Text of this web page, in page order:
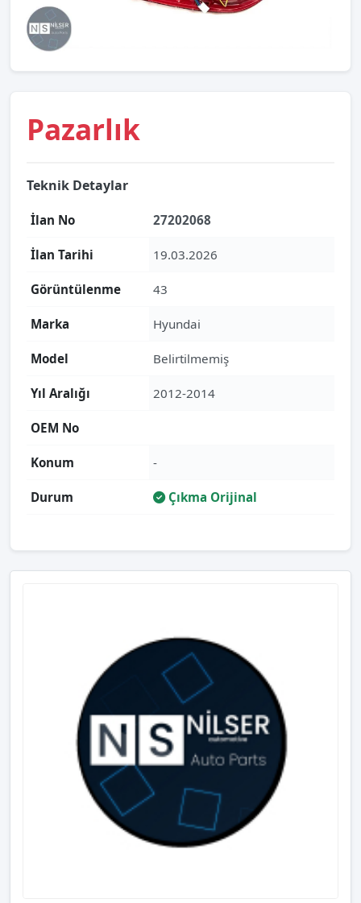
Pazarlık
Teknik Detaylar
İlan No 27202068
İlan Tarihi 19.03.2026
Görüntülenme 43
Marka Hyundai
Model Belirtilmemiş
Yıl Aralığı 2012-2014
OEM No
Konum -
Durum Çıkma Orijinal